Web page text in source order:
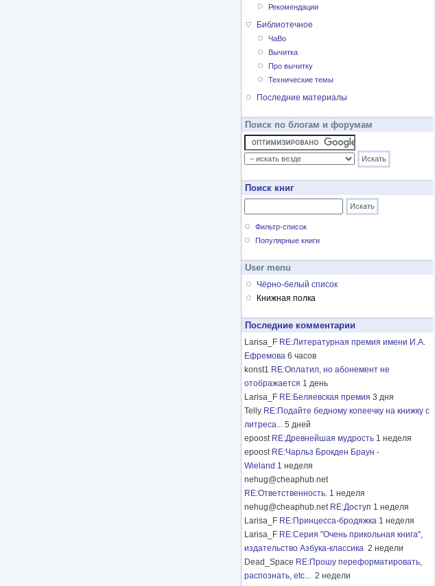
Рекомендации
Библиотечное
ЧаВо
Вычитка
Про вычитку
Технические темы
Последние материалы
Поиск по блогам и форумам
Поиск книг
Фильтр-список
Популярные книги
User menu
Чёрно-белый список
Книжная полка
Последние комментарии
Larisa_F RE:Литературная премия имени И.А.
Ефремова 6 часов
konst1 RE:Оплатил, но абонемент не
отображается 1 день
Larisa_F RE:Беляевская премия 3 дня
Telly RE:Подайте бедному копеечку на книжку с
литреса... 5 дней
epoost RE:Древнейшая мудрость 1 неделя
epoost RE:Чарльз Брокден Браун -
Wieland 1 неделя
nehug@cheaphub.net
RE:Ответственность. 1 неделя
nehug@cheaphub.net RE:Доступ 1 неделя
Larisa_F RE:Принцесса-бродяжка 1 неделя
Larisa_F RE:Серия "Очень прикольная книга",
издательство Азбука-классика 2 недели
Dead_Space RE:Прошу переформатировать,
распознать, etc... 2 недели